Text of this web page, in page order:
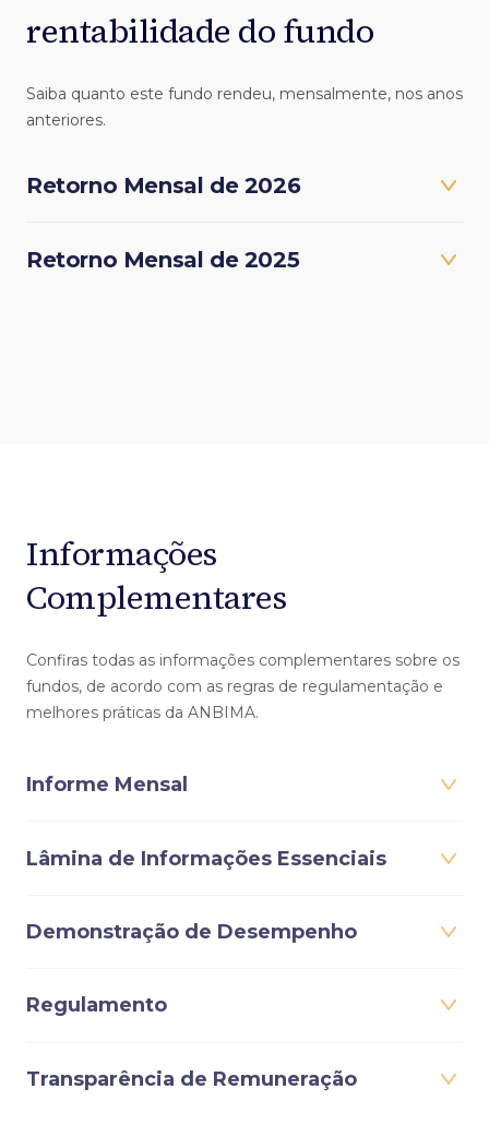
rentabilidade do fundo
Saiba quanto este fundo rendeu, mensalmente, nos anos
anteriores.
Retorno Mensal de 2026
Retorno Mensal de 2025
Informações
Complementares
Confiras todas as informações complementares sobre os
fundos, de acordo com as regras de regulamentação e
melhores práticas da ANBIMA.
Informe Mensal
Lâmina de Informações Essenciais
Demonstração de Desempenho
Regulamento
Transparência de Remuneração